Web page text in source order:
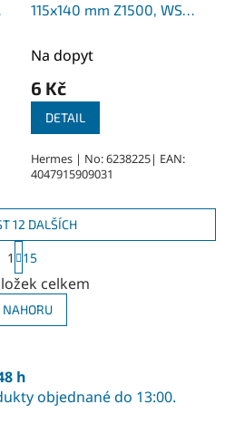
115x140 mm Z1500, WS
Na dopyt
6 Kč
DETAIL
Hermes | No: 6238225| EAN:
4047915909031
O
v
l
á
c
í
p
12 DALŠÍCH
t
r
á
n
k
á
n
í
1 15
celkem
NAHORU
h
objednané do 13:00.